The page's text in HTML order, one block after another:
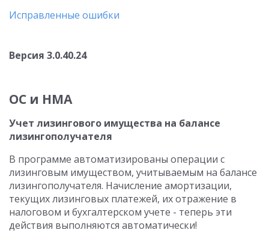
Исправленные ошибки
Версия 3.0.40.24
ОС и НМА
Учет лизингового имущества на балансе
лизингополучателя
В программе автоматизированы операции с
лизинговым имуществом, учитываемым на балансе
лизингополучателя. Начисление амортизации,
текущих лизинговых платежей, их отражение в
налоговом и бухгалтерском учете - теперь эти
действия выполняются автоматически!